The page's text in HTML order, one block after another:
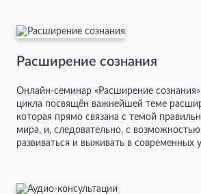
Расширение сознания
Онлайн-семинар «Расширение
цикла посвящён важнейшей теме
которая прямо связана с темой
мира, и, следовательно, с возможностью
развиваться и выживать в современных